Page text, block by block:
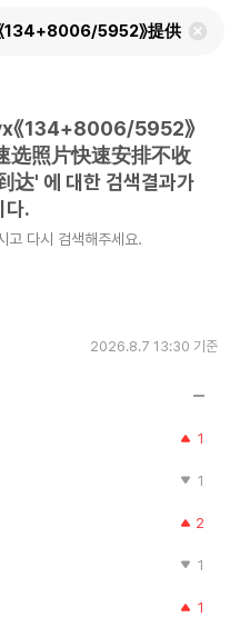
검
《134+8006/5952》
选照片快速安排不收
达' 에 대한 검색결과가
다.
고 다시 검색해주세요.
2026.8.7 13:30 기준
1
1
2
1
1